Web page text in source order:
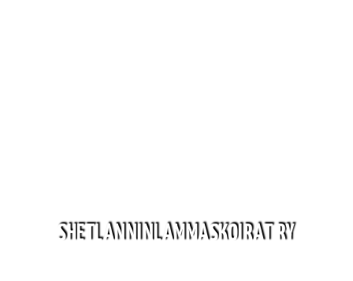
SHETLANNINLAMMASKOIRAT RY